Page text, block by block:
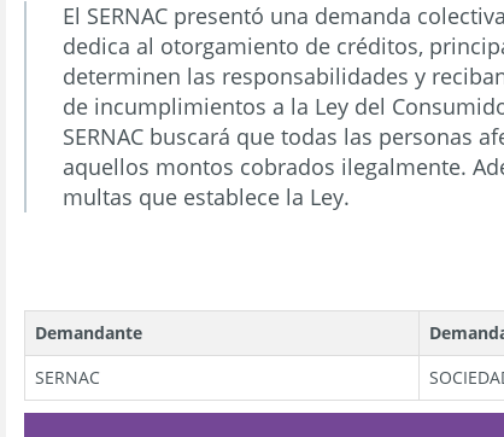
El SERNAC presentó una demanda
dedica al otorgamiento de créditos,
determinen las responsabilidades y
de incumplimientos a la Ley del
SERNAC buscará que todas las personas
aquellos montos cobrados ilegalmente.
multas que establece la Ley.
Demandante
SERNAC